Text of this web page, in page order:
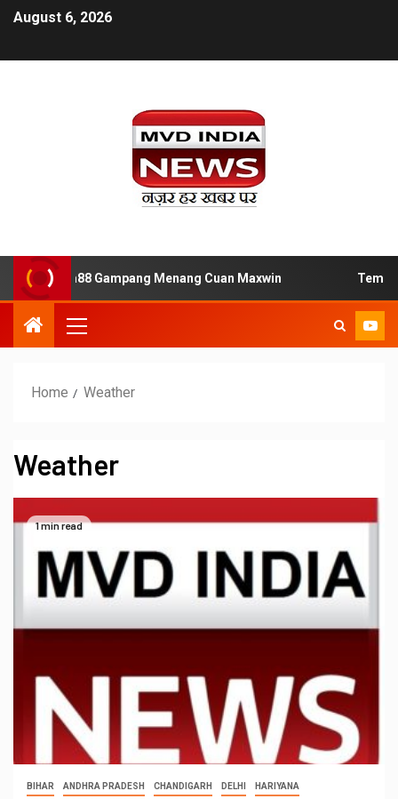
August 6, 2026
Gampang Menang Cuan Maxwin Tempat Main
Home Weather
Weather
1 min read
BIHAR ANDHRA PRADESH CHANDIGARH DELHI
HARIYANA